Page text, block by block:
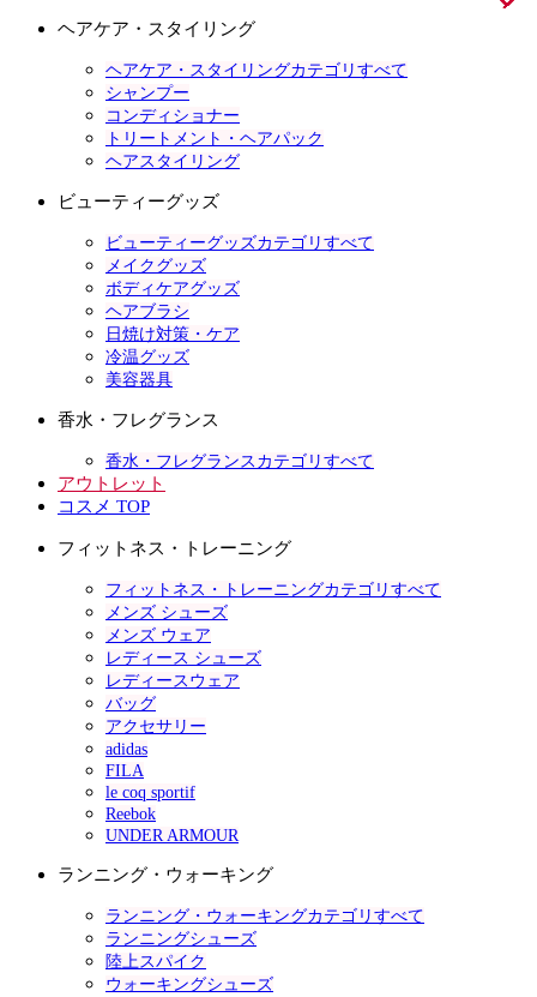
ヘアケア・スタイリング
ヘアケア・スタイリングカテゴリすべて
シャンプー
コンディショナー
トリートメント・ヘアパック
ヘアスタイリング
ビューティーグッズ
ビューティーグッズカテゴリすべて
メイクグッズ
ボディケアグッズ
ヘアブラシ
日焼け対策・ケア
冷温グッズ
美容器具
香水・フレグランス
香水・フレグランスカテゴリすべて
アウトレット
コスメ TOP
フィットネス・トレーニング
フィットネス・トレーニングカテゴリすべて
メンズ シューズ
メンズ ウェア
レディース シューズ
レディースウェア
バッグ
アクセサリー
adidas
FILA
le coq sportif
Reebok
UNDER ARMOUR
ランニング・ウォーキング
ランニング・ウォーキングカテゴリすべて
ランニングシューズ
陸上スパイク
ウォーキングシューズ